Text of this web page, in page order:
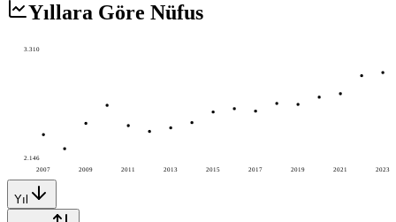
Yıllara Göre Nüfus
2007 2009 2011 2013 2015 2017 2019 2021 2023
3.310
2.146
Yıl